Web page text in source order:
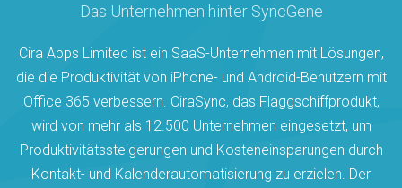
Das Unternehmen hinter SyncGene
Cira Apps Limited ist ein SaaS-Unternehmen mit Lösungen,
die die Produktivität von iPhone- und Android-Benutzern mit
Office 365 verbessern. CiraSync, das Flaggschiffprodukt,
wird von mehr als 12.500 Unternehmen eingesetzt, um
Produktivitätssteigerungen und Kosteneinsparungen durch
Kontakt- und Kalenderautomatisierung zu erzielen. Der